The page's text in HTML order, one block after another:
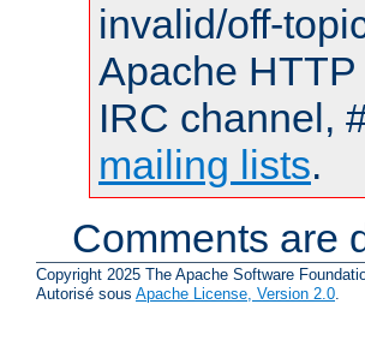
invalid/off-
Apache
IRC channel,
mailing lists.
Comments are
Copyright 2025 The Apache Software
Autorisé sous Apache License, Version 2.0.